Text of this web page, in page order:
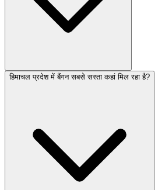
हिमाचल प्रदेश में बैंगन सबसे सस्ता कहां मिल रहा है?